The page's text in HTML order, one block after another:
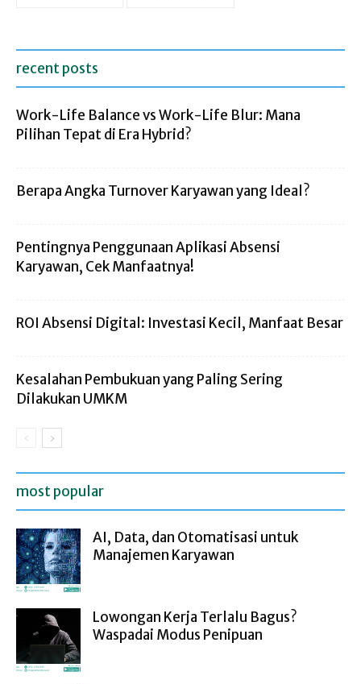
recent posts
Work-Life Balance vs Work-Life Blur: Mana
Pilihan Tepat di Era Hybrid?
Berapa Angka Turnover Karyawan yang Ideal?
Pentingnya Penggunaan Aplikasi Absensi
Karyawan, Cek Manfaatnya!
ROI Absensi Digital: Investasi Kecil, Manfaat Besar
Kesalahan Pembukuan yang Paling Sering
Dilakukan UMKM
most popular
AI, Data, dan Otomatisasi untuk
Manajemen Karyawan
Lowongan Kerja Terlalu Bagus?
Waspadai Modus Penipuan